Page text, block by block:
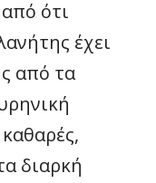
ότι
έχει
από τα
διαρκή